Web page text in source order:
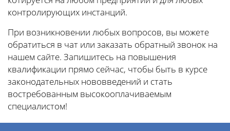
контролирующих инстанций.
При возникновении любых вопросов, вы можете
обратиться в чат или заказать обратный звонок на
нашем сайте. Запишитесь на повышения
квалификации прямо сейчас, чтобы быть в курсе
законодательных нововведений и стать
востребованным высокооплачиваемым
специалистом!